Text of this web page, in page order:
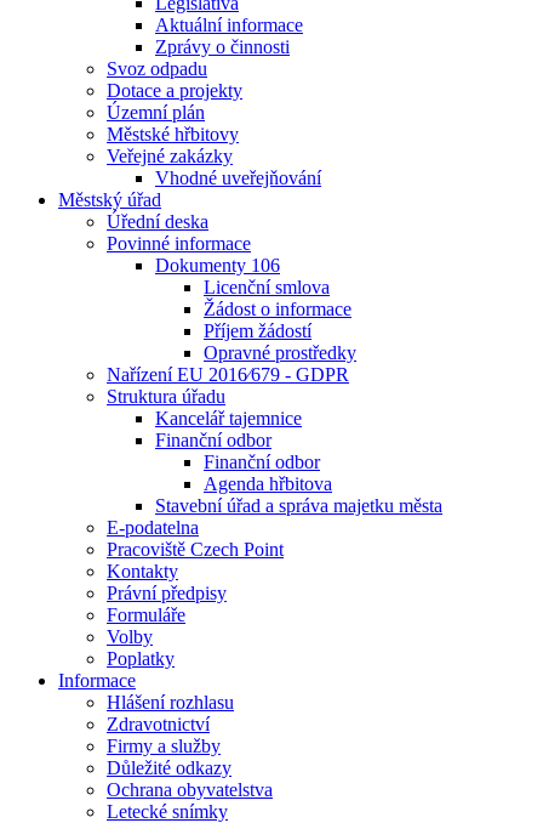
Aktuální informace
Zprávy o činnosti
Svoz odpadu
Dotace a projekty
Územní plán
Městské hřbitovy
Veřejné zakázky
Vhodné uveřejňování
Městský úřad
Úřední deska
Povinné informace
Dokumenty 106
Licenční smlova
Žádost o informace
Příjem žádostí
Opravné prostředky
Nařízení EU 2016⁄679 - GDPR
Struktura úřadu
Kancelář tajemnice
Finanční odbor
Finanční odbor
Agenda hřbitova
Stavební úřad a správa majetku města
E-podatelna
Pracoviště Czech Point
Kontakty
Právní předpisy
Formuláře
Volby
Poplatky
Informace
Hlášení rozhlasu
Zdravotnictví
Firmy a služby
Důležité odkazy
Ochrana obyvatelstva
Letecké snímky